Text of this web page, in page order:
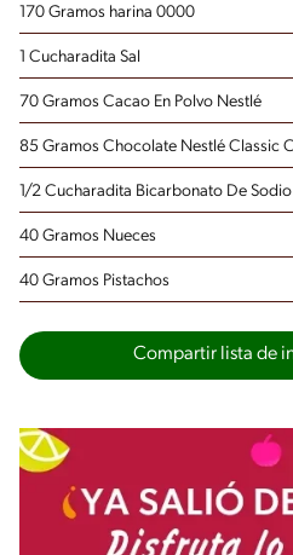
170 Gramos harina 0000
1 Cucharadita Sal
70 Gramos Cacao En Polvo Nestlé
85 Gramos Chocolate Nestlé Classic
1/2 Cucharadita Bicarbonato De Sodio
40 Gramos Nueces
40 Gramos Pistachos
Compartir lista de